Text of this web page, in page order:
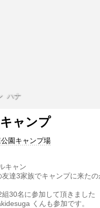
ハナ
ャンプ
園キャンプ場
キャン
達3家族でキャンプに来た
30名に参加して頂きました
くんも参加です。